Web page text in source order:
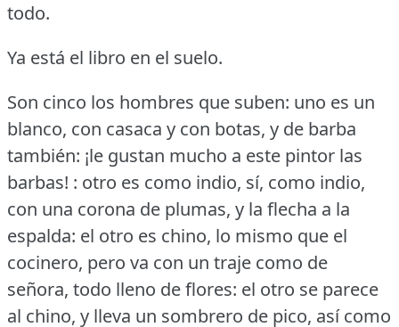
todo.
Ya está el libro en el suelo.
Son cinco los hombres que suben: uno es un
blanco, con casaca y con botas, y de barba
también: ¡le gustan mucho a este pintor las
barbas! : otro es como indio, sí, como indio,
con una corona de plumas, y la flecha a la
espalda: el otro es chino, lo mismo que el
cocinero, pero va con un traje como de
señora, todo lleno de flores: el otro se parece
al chino, y lleva un sombrero de pico, así como